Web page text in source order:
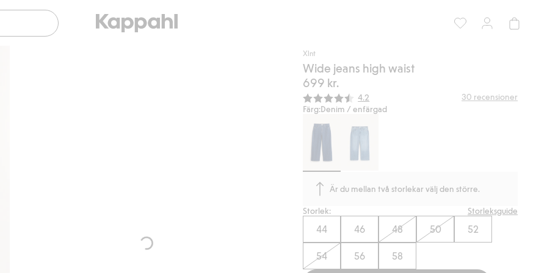
Xlnt
Wide jeans high waist
699 kr.
Snittbetyg:
4.2 30 recensioner
Färg:Denim / enfärgad
Är du mellan två storlekar välj den större.
Storlek: Storleksguide
44 46 48 50 52
54 56 58